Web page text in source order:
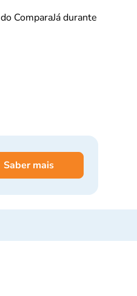
ComparaJá durante
Saber mais